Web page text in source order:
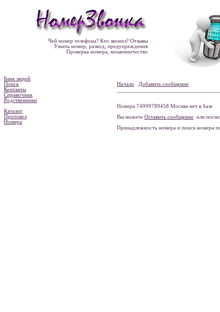
Чей номер телефона? Кто звонил? Отзывы
Узнать номер, развод, предупреждения
Проверка номера, мошенничество
Банк людей
Поиск
Контакты
Справочник
Родственники
Каталог
Протокол
Номера
Начало Добавить сообщение
Номера 74999789458 Москва нет в базе
Вы можете Оставить сообщение или
Принадлежность номера и поиск номера